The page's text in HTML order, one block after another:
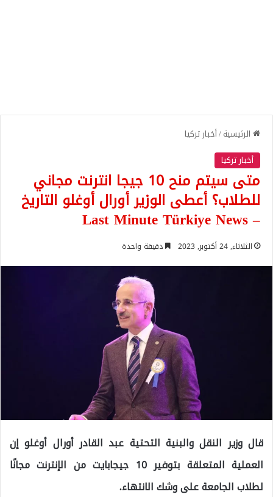
الرئيسية/أخبار تركيا
أخبار تركيا
متى سيتم منح 10 جيجا انترنت مجاني
للطلاب؟ أعطى الوزير أورال أوغلو التاريخ
– Last Minute Türkiye News
الثلاثاء, 24 أكتوبر, 2023 دقيقة واحدة
قال وزير النقل والبنية التحتية عبد القادر أورال أوغلو إن
العملية المتعلقة بتوفير 10 جيجابايت من الإنترنت مجانًا
لطلاب الجامعة على وشك الانتهاء.